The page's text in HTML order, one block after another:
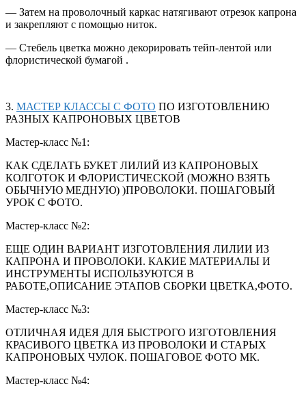
— Затем на проволочный каркас натягивают отрезок капрона
и закрепляют с помощью ниток.
— Стебель цветка можно декорировать тейп-лентой или
флористической бумагой .
3. МАСТЕР КЛАССЫ С ФОТО ПО ИЗГОТОВЛЕНИЮ
РАЗНЫХ КАПРОНОВЫХ ЦВЕТОВ
Мастер-класс №1:
КАК СДЕЛАТЬ БУКЕТ ЛИЛИЙ ИЗ КАПРОНОВЫХ
КОЛГОТОК И ФЛОРИСТИЧЕСКОЙ (МОЖНО ВЗЯТЬ
ОБЫЧНУЮ МЕДНУЮ) )ПРОВОЛОКИ. ПОШАГОВЫЙ
УРОК С ФОТО.
Мастер-класс №2:
ЕЩЕ ОДИН ВАРИАНТ ИЗГОТОВЛЕНИЯ ЛИЛИИ ИЗ
КАПРОНА И ПРОВОЛОКИ. КАКИЕ МАТЕРИАЛЫ И
ИНСТРУМЕНТЫ ИСПОЛЬЗУЮТСЯ В
РАБОТЕ,ОПИСАНИЕ ЭТАПОВ СБОРКИ ЦВЕТКА,ФОТО.
Мастер-класс №3:
ОТЛИЧНАЯ ИДЕЯ ДЛЯ БЫСТРОГО ИЗГОТОВЛЕНИЯ
КРАСИВОГО ЦВЕТКА ИЗ ПРОВОЛОКИ И СТАРЫХ
КАПРОНОВЫХ ЧУЛОК. ПОШАГОВОЕ ФОТО МК.
Мастер-класс №4: